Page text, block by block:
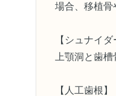
場合、移植骨
【シュナイダ
上顎洞と歯
【人工歯根】